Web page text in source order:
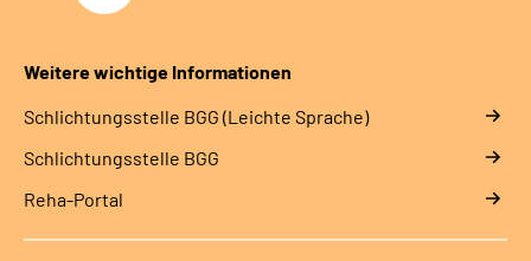
Weitere wichtige Informationen
Schlich­tungs­stel­le BGG (Leichte Sprache)
Schlich­tungs­stel­le BGG
Reha-Portal